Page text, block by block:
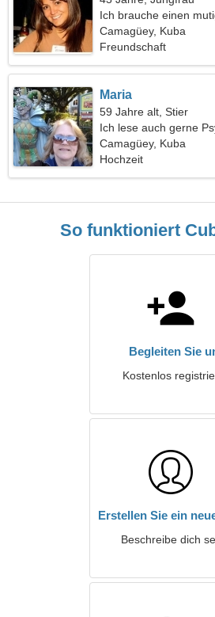
Ich brauche einen
zusammen zu tanzen
Camagüey, Kuba
Freundschaft
Maria
59 Jahre alt, Stier
Ich lese auch gerne
Camagüey, Kuba
Hochzeit
So funktioniert
Begleiten Sie
Kostenlos
Erstellen Sie ein
Beschreibe dich